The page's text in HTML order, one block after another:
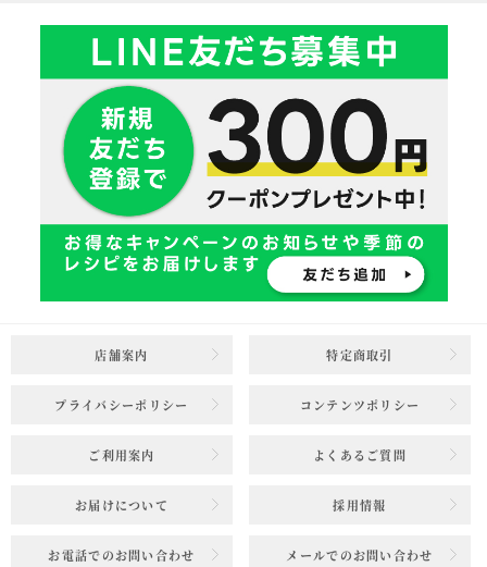
店舗案内 特定商取引
プライバシーポリシー コンテンツポリシー
ご利用案内 よくあるご質問
お届けについて 採用情報
お電話でのお問い合わせ メールでのお問い合わせ